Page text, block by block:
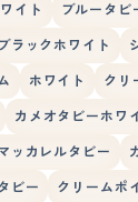
イト ブルータビ
ラックホワイト
ホワイト クリ
カメオタビーホワ
ッカレルタビー
ビー クリームポ